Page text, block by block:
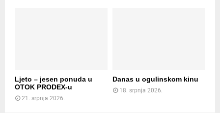
Ljeto – jesen ponuda u
OTOK PRODEX-u
21. srpnja 2026.
Danas u ogulinskom kinu
18. srpnja 2026.